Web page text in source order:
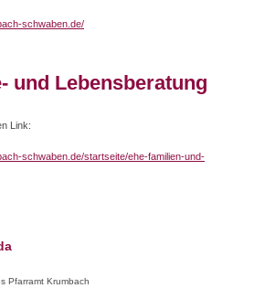
schwaben.de/
und Lebensberatung
Link:
schwaben.de/startseite/ehe-familien-und-
Pfarramt Krumbach